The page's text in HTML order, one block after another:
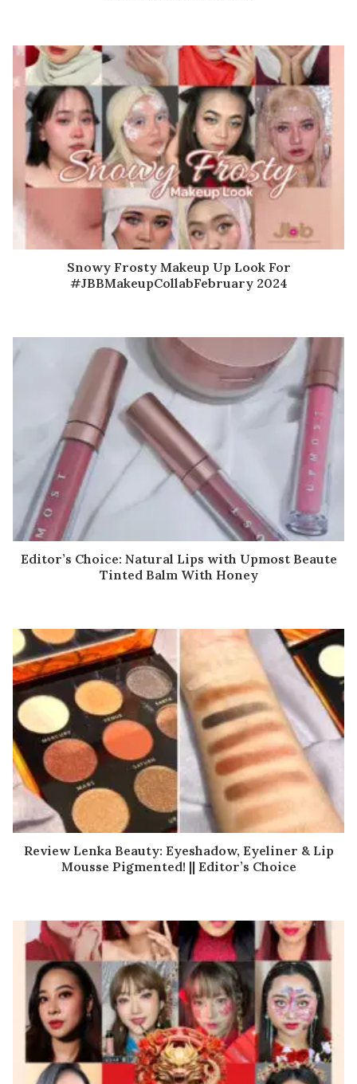
Snowy Frosty Makeup Up Look For
#JBBMakeupCollabFebruary 2024
Editor’s Choice: Natural Lips with Upmost Beaute
Tinted Balm With Honey
Review Lenka Beauty: Eyeshadow, Eyeliner & Lip
Mousse Pigmented! || Editor’s Choice